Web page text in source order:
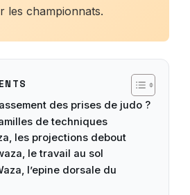
les championnats.
des prises de judo ?
de techniques
les projections debout
le travail au sol
l’epine dorsale du